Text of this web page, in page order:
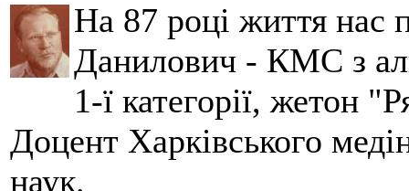
На 87 році життя нас
Данилович - КМС з
1-ї категорії, жетон
Доцент Харківського
наук.